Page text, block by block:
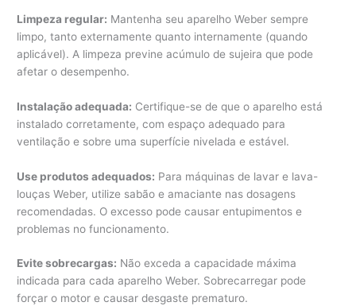
Limpeza regular: Mantenha seu aparelho Weber sempre
limpo, tanto externamente quanto internamente (quando
aplicável). A limpeza previne acúmulo de sujeira que pode
afetar o desempenho.
Instalação adequada: Certifique-se de que o aparelho está
instalado corretamente, com espaço adequado para
ventilação e sobre uma superfície nivelada e estável.
Use produtos adequados: Para máquinas de lavar e lava-
louças Weber, utilize sabão e amaciante nas dosagens
recomendadas. O excesso pode causar entupimentos e
problemas no funcionamento.
Evite sobrecargas: Não exceda a capacidade máxima
indicada para cada aparelho Weber. Sobrecarregar pode
forçar o motor e causar desgaste prematuro.